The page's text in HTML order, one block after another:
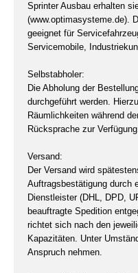
Sprinter Ausbau erhalten
(www.optimasysteme.de).
geeignet für
Servicemobile,
Selbstabholer:
Die Abholung der
durchgeführt werden.
Räumlichkeiten während
Rücksprache zur
Versand:
Der Versand wird
Auftragsbestätigung durch
Dienstleister (DHL, DPD,
beauftragte Spedition
richtet sich nach den
Kapazitäten. Unter
Anspruch nehmen.